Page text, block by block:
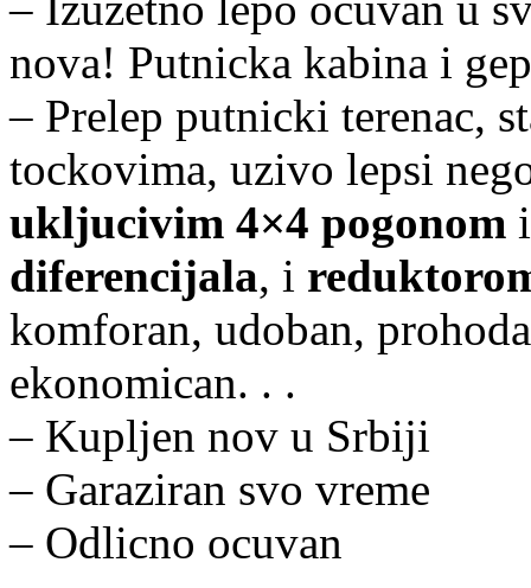
nova! Putnicka kabina i
– Prelep putnicki terenac,
tockovima, uzivo lepsi
ukljucivim 4×4 pogonom
diferencijala, i
komforan, udoban,
ekonomican. . .
– Kupljen nov u Srbiji
– Garaziran svo vreme
– Odlicno ocuvan